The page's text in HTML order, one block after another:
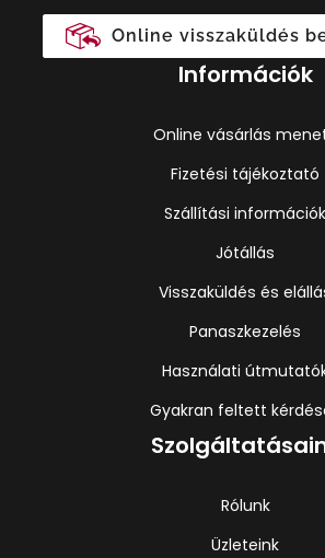
Online visszaküldés
Információk
Online vásárlás
Fizetési tájékoztató
Szállítási információk
Jótállás
Visszaküldés és
Panaszkezelés
Használati
Gyakran feltett
Rólunk
Üzleteink